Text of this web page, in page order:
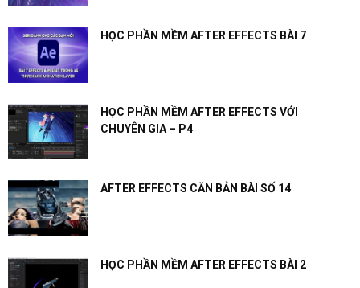
HỌC PHẦN MỀM AFTER EFFECTS BÀI 7
HỌC PHẦN MỀM AFTER EFFECTS VỚI
CHUYÊN GIA – P4
AFTER EFFECTS CĂN BẢN BÀI SỐ 14
HỌC PHẦN MỀM AFTER EFFECTS BÀI 2